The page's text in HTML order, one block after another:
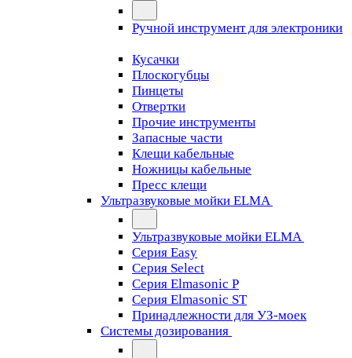
Ручной инструмент для электроники
Кусачки
Плоскогубцы
Пинцеты
Отвертки
Прочие инструменты
Запасные части
Клещи кабельные
Ножницы кабельные
Пресс клещи
Ультразвуковые мойки ELMA
Ультразвуковые мойки ELMA
Серия Easy
Серия Select
Серия Elmasonic P
Серия Elmasonic ST
Принадлежности для УЗ-моек
Системы дозирования